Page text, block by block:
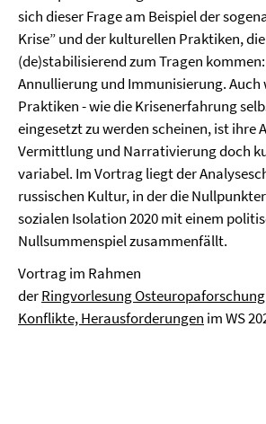
sich dieser Frage am Beispiel der
Krise” und der kulturellen Praktiken,
(de)stabilisierend zum Tragen
Annullierung und Immunisierung. Auch
Praktiken - wie die Krisenerfahrung
eingesetzt zu werden scheinen, ist ihre
Vermittlung und Narrativierung doch
variabel. Im Vortrag liegt der
russischen Kultur, in der die
sozialen Isolation 2020 mit einem
Nullsummenspiel zusammenfällt.
Vortrag im Rahmen
derRingvorlesung
Konflikte, Herausforderungen im WS